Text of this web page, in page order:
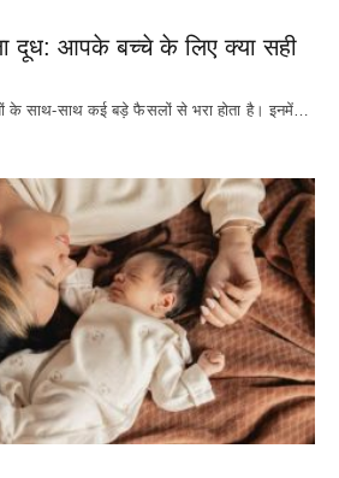
दूध: आपके बच्चे के लिए क्या सही
के साथ-साथ कई बड़े फैसलों से भरा होता है। इनमें…